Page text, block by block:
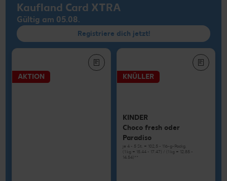
Kaufland Card XTRA
Gültig am 05.08.
Registriere dich jetzt!
AKTION KNÜLLER
KINDER
Choco fresh oder
Paradiso
je 4 - 5 St. = 102,5 - 116-g-Packg.
(1 kg = 15.44 - 17.47) / (1 kg = 12.85 -
14.54)**